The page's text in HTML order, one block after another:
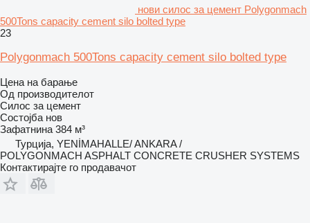
нови силос за цемент Polygonmach
500Tons capacity cement silo bolted type
23
Polygonmach 500Tons capacity cement silo bolted type
Цена на барање
Од производителот
Силос за цемент
Состојба нов
Зафатнина 384 м³
Турција, YENİMAHALLE/ ANKARA /
POLYGONMACH ASPHALT CONCRETE CRUSHER SYSTEMS
Контактирајте го продавачот